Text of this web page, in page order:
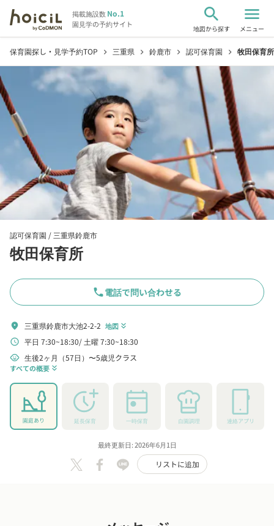
掲載施設数No.1
園見学の予約サイト
search
地図から探す
menu
メニュー
保育園探し・見学予約TOP chevron_right 三重県 chevron_right 鈴鹿市 chevron_right 認可保育園 chevron_right 牧田保育所
認可保育園 / 三重県鈴鹿市
牧田保育所
phone電話で問い合わせる
location_on 三重県鈴鹿市大池2-2-2 地図 keyboard_double_arrow_down
schedule 平日 7:30~18:30 土曜 7:30~18:30
child_care 生後2ヶ月（57日）〜5歳児クラス
すべての概要 keyboard_double_arrow_down
園庭あり 延長保育 一時保育 自園調理 連絡アプリ
最終更新日: 2026年6月1日
リストに追加